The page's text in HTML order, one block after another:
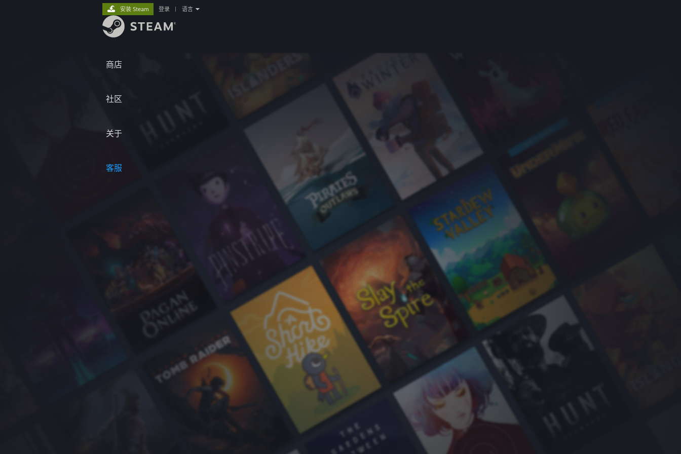
商店
社区
关于
客服
安装 Steam 登录 语言